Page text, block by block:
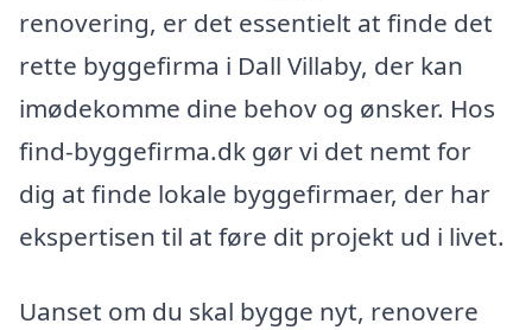
renovering, er det essentielt at finde det
rette byggefirma i Dall Villaby, der kan
imødekomme dine behov og ønsker. Hos
find-byggefirma.dk gør vi det nemt for
dig at finde lokale byggefirmaer, der har
ekspertisen til at føre dit projekt ud i livet.
Uanset om du skal bygge nyt, renovere